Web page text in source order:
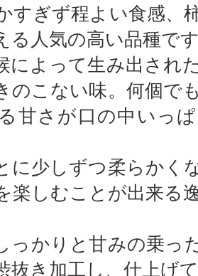
すぎず程よい食感、
る人気の高い品種で
によって生み出され
のこない味。何個で
甘さが口の中いっ
に少しずつ柔らかく
楽しむことが出来る
っかりと甘みの乗っ
抜き加工し、仕上げ